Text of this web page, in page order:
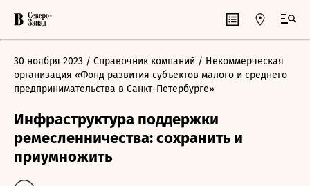
30 ноября 2023 / Справочник компаний / Некоммерческая
организация «Фонд развития субъектов малого и среднего
предпринимательства в Санкт-Петербурге»
Инфраструктура поддержки
ремесленничества: сохранить и
приумножить